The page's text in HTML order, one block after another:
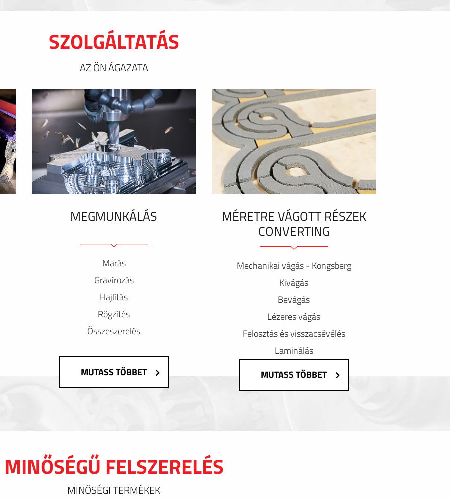
SZOLGÁLTATÁS
AZ ÖN ÁGAZATA
MEGMUNKÁLÁS
Marás
Gravírozás
Hajlítás
Rögzítés
Összeszerelés
MUTASS TÖBBET
MÉRETRE VÁGOTT RÉSZEK
CONVERTING
Mechanikai vágás - Kongsberg
Kivágás
Bevágás
Lézeres vágás
Felosztás és visszacsévélés
Laminálás
MUTASS TÖBBET
MINŐSÉGŰ FELSZERELÉS
MINŐSÉGI TERMÉKEK